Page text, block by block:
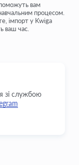
вам
процесом.
імпорт у Kwiga
ваш час.
зі службою